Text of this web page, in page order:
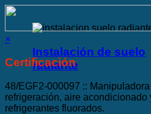
Instalación de suelo
radiante
×
Certificación
48/EGF2-000097 ::
refrigeración, aire acondicionado
refrigerantes fluorados.